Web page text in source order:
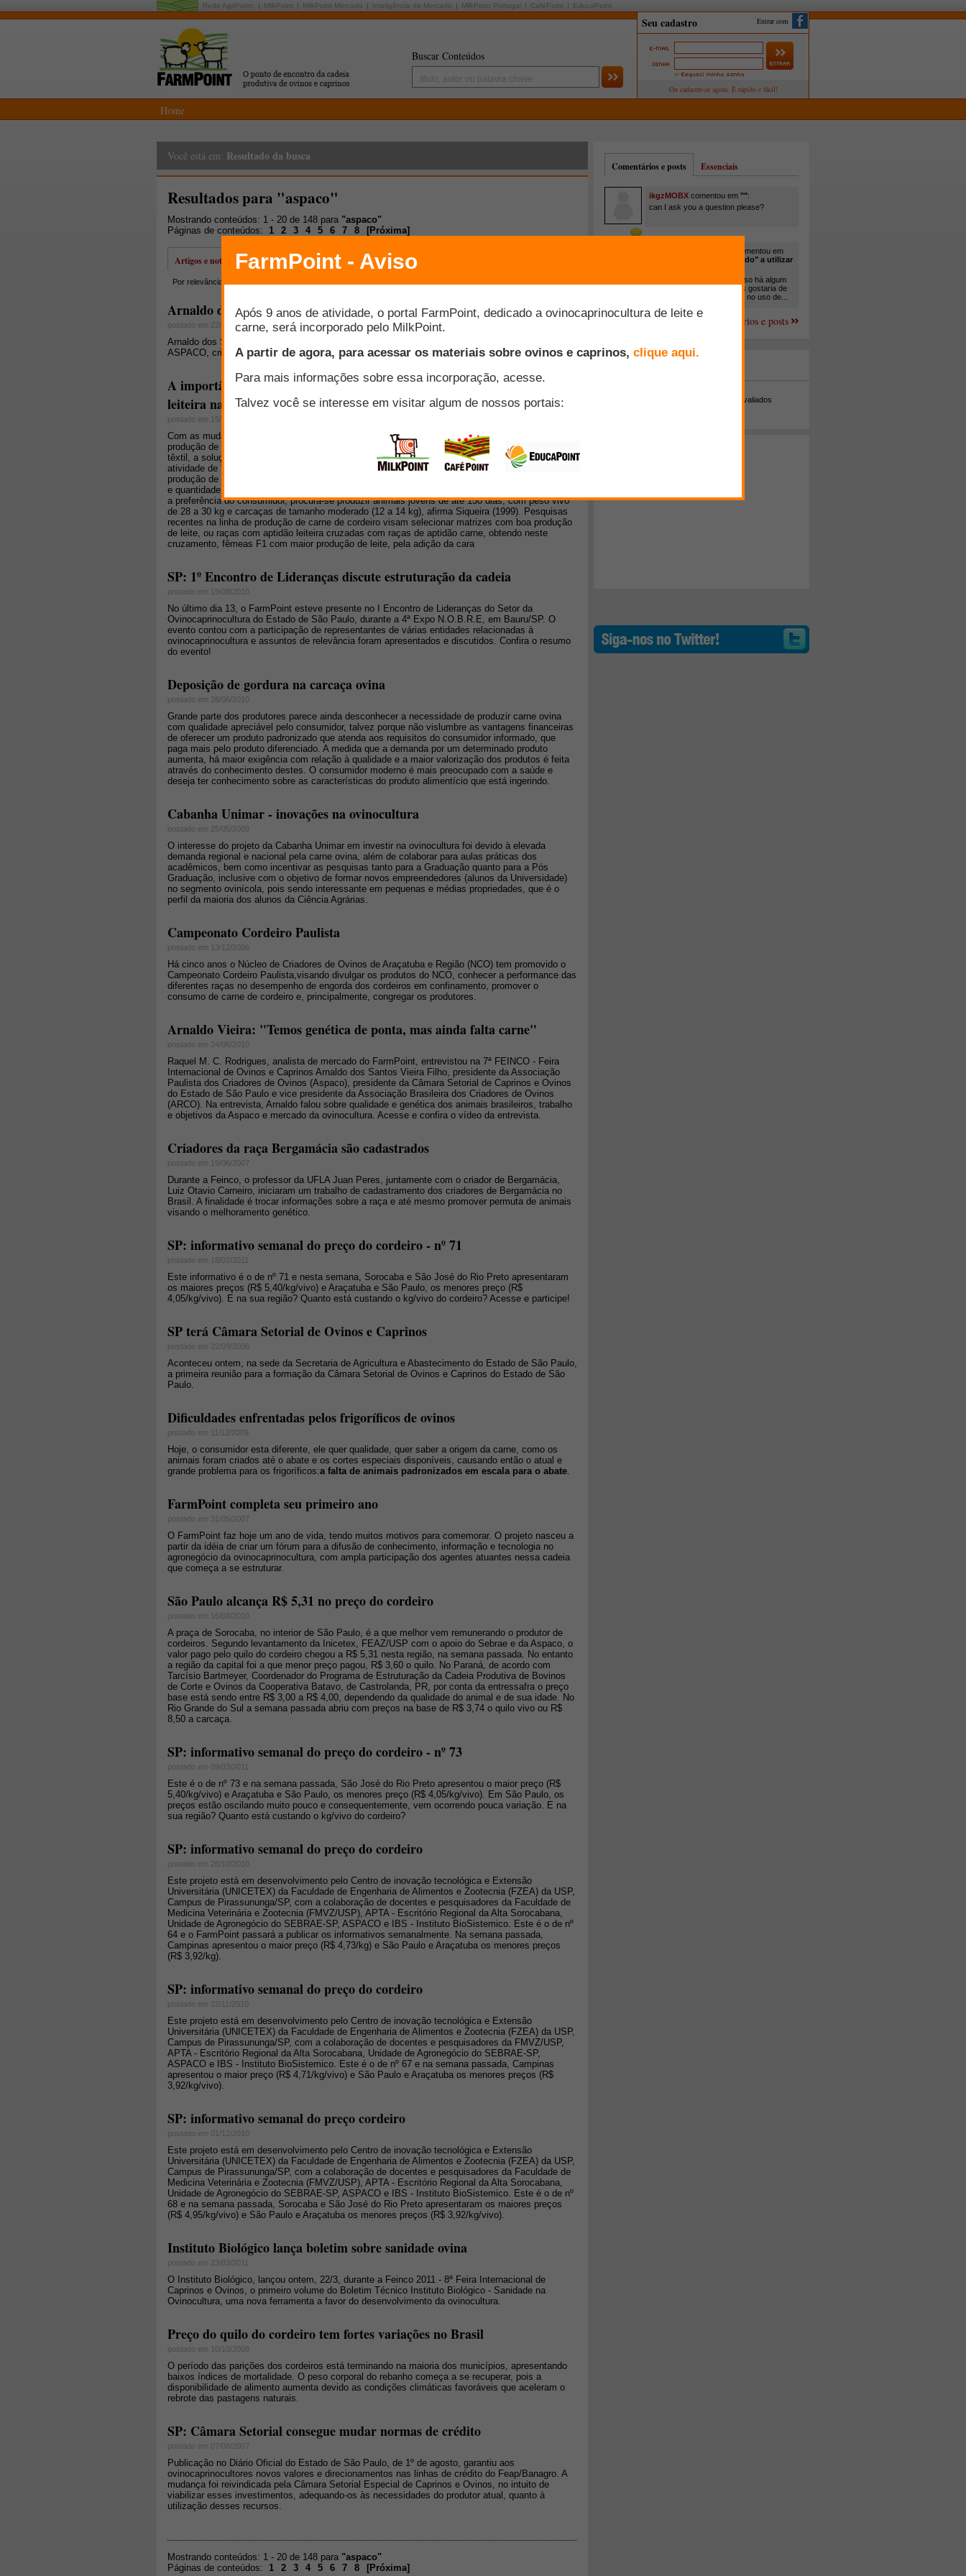
Rede AgriPoint: MilkPoint MilkPoint Mercado Inteligência de Mercado MilkPoint Portugal CaféPoint EducaPoint
Buscar Conteúdos
Entrar com
Home
Você está em: Resultado da busca
Resultados para "aspaco"
Mostrando conteúdos: 1 - 20 de 148 para "aspaco"
Páginas de conteúdos:
1 2 3 4 5 6 7 8 [Próxima]
Artigos e notícias
Por relevância
Arnaldo dos Santos, ovinocultor e presidente da Aspaco
postado em 22/12/2006
Arnaldo dos Santos Vieira Filho, presidente da Associação Paulista de Criadores de Ovinos -
ASPACO, criador de ovinos e Sócio-Diretor da Pontovinos Comércio de Produtos Agropecuários.
A importância do cruzamento entre ovinos de raças de carne x raça
leiteira na produção de cordeiros de corte - Parte I
postado em 15/12/2010
Com as mudanças ocorridas na ovinocultura brasileira, a partir da década de 90, quando a
produção de lã deixou de ter tanta importância no mercado mundial pela entrada dos produtos
têxtil, a solução dos produtores foi buscar outras alternativas para quem sempre gostou da
atividade de "produzir ovinos". A partir desta mudança, a tendência atual da ovinocultura é a
produção de carne, principalmente de animais jovens, com carcaças de alta deposição muscular
e quantidade de gordura o suficiente para manter as características sensoriais da carne. Segundo
a preferência do consumidor, procura-se produzir animais jovens de até 150 dias, com peso vivo
de 28 a 30 kg e carcaças de tamanho moderado (12 a 14 kg), afirma Siqueira (1999). Pesquisas
recentes na linha de produção de carne de cordeiro visam selecionar matrizes com boa produção
de leite, ou raças com aptidão leiteira cruzadas com raças de aptidão carne, obtendo neste
cruzamento, fêmeas F1 com maior produção de leite, pela adição da cara
SP: 1º Encontro de Lideranças discute estruturação da cadeia
postado em 19/08/2010
No último dia 13, o FarmPoint esteve presente no I Encontro de Lideranças do Setor da
Ovinocaprinocultura do Estado de São Paulo, durante a 4ª Expo N.O.B.R.E, em Bauru/SP. O
evento contou com a participação de representantes de várias entidades relacionadas à
ovinocaprinocultura e assuntos de relevância foram apresentados e discutidos. Confira o resumo
do evento!
Deposição de gordura na carcaça ovina
postado em 28/06/2010
Grande parte dos produtores parece ainda desconhecer a necessidade de produzir carne ovina
com qualidade apreciável pelo consumidor, talvez porque não vislumbre as vantagens financeiras
de oferecer um produto padronizado que atenda aos requisitos do consumidor informado, que
paga mais pelo produto diferenciado. A medida que a demanda por um determinado produto
aumenta, há maior exigência com relação à qualidade e a maior valorização dos produtos é feita
através do conhecimento destes. O consumidor moderno é mais preocupado com a saúde e
deseja ter conhecimento sobre as características do produto alimentício que está ingerindo.
Cabanha Unimar - inovações na ovinocultura
postado em 25/05/2009
O interesse do projeto da Cabanha Unimar em investir na ovinocultura foi devido à elevada
demanda regional e nacional pela carne ovina, além de colaborar para aulas práticas dos
acadêmicos, bem como incentivar as pesquisas tanto para a Graduação quanto para a Pós
Graduação, inclusive com o objetivo de formar novos empreendedores (alunos da Universidade)
no segmento ovinícola, pois sendo interessante em pequenas e médias propriedades, que é o
perfil da maioria dos alunos da Ciência Agrárias.
Campeonato Cordeiro Paulista
postado em 13/12/2006
Há cinco anos o Núcleo de Criadores de Ovinos de Araçatuba e Região (NCO) tem promovido o
Campeonato Cordeiro Paulista,visando divulgar os produtos do NCO, conhecer a performance das
diferentes raças no desempenho de engorda dos cordeiros em confinamento, promover o
consumo de carne de cordeiro e, principalmente, congregar os produtores.
Arnaldo Vieira: "Temos genética de ponta, mas ainda falta carne"
postado em 24/06/2010
Raquel M. C. Rodrigues, analista de mercado do FarmPoint, entrevistou na 7ª FEINCO - Feira
Internacional de Ovinos e Caprinos Arnaldo dos Santos Vieira Filho, presidente da Associação
Paulista dos Criadores de Ovinos (Aspaco), presidente da Câmara Setorial de Caprinos e Ovinos
do Estado de São Paulo e vice presidente da Associação Brasileira dos Criadores de Ovinos
(ARCO). Na entrevista, Arnaldo falou sobre qualidade e genética dos animais brasileiros, trabalho
e objetivos da Aspaco e mercado da ovinocultura. Acesse e confira o vídeo da entrevista.
Criadores da raça Bergamácia são cadastrados
postado em 19/06/2007
Durante a Feinco, o professor da UFLA Juan Peres, juntamente com o criador de Bergamácia,
Luiz Otavio Carneiro, iniciaram um trabalho de cadastramento dos criadores de Bergamácia no
Brasil. A finalidade é trocar informações sobre a raça e até mesmo promover permuta de animais
visando o melhoramento genético.
SP: informativo semanal do preço do cordeiro - nº 71
postado em 18/02/2011
Este informativo é o de nº 71 e nesta semana, Sorocaba e São José do Rio Preto apresentaram
os maiores preços (R$ 5,40/kg/vivo) e Araçatuba e São Paulo, os menores preço (R$
4,05/kg/vivo). E na sua região? Quanto está custando o kg/vivo do cordeiro? Acesse e participe!
SP terá Câmara Setorial de Ovinos e Caprinos
postado em 22/09/2006
Aconteceu ontem, na sede da Secretaria de Agricultura e Abastecimento do Estado de São Paulo,
a primeira reunião para a formação da Câmara Setorial de Ovinos e Caprinos do Estado de São
Paulo.
Dificuldades enfrentadas pelos frigoríficos de ovinos
postado em 11/12/2009
Hoje, o consumidor esta diferente, ele quer qualidade, quer saber a origem da carne, como os
animais foram criados até o abate e os cortes especiais disponíveis, causando então o atual e
grande problema para os frigoríficos:a falta de animais padronizados em escala para o abate.
FarmPoint completa seu primeiro ano
postado em 31/05/2007
O FarmPoint faz hoje um ano de vida, tendo muitos motivos para comemorar. O projeto nasceu a
partir da idéia de criar um fórum para a difusão de conhecimento, informação e tecnologia no
agronegócio da ovinocaprinocultura, com ampla participação dos agentes atuantes nessa cadeia
que começa a se estruturar.
São Paulo alcança R$ 5,31 no preço do cordeiro
postado em 16/08/2010
A praça de Sorocaba, no interior de São Paulo, é a que melhor vem remunerando o produtor de
cordeiros. Segundo levantamento da Inicetex, FEAZ/USP com o apoio do Sebrae e da Aspaco, o
valor pago pelo quilo do cordeiro chegou a R$ 5,31 nesta região, na semana passada. No entanto
a região da capital foi a que menor preço pagou, R$ 3,60 o quilo. No Paraná, de acordo com
Tarcísio Bartmeyer, Coordenador do Programa de Estruturação da Cadeia Produtiva de Bovinos
de Corte e Ovinos da Cooperativa Batavo, de Castrolanda, PR, por conta da entressafra o preço
base está sendo entre R$ 3,00 a R$ 4,00, dependendo da qualidade do animal e de sua idade. No
Rio Grande do Sul a semana passada abriu com preços na base de R$ 3,74 o quilo vivo ou R$
8,50 a carcaça.
SP: informativo semanal do preço do cordeiro - nº 73
postado em 09/03/2011
Este é o de nº 73 e na semana passada, São José do Rio Preto apresentou o maior preço (R$
5,40/kg/vivo) e Araçatuba e São Paulo, os menores preço (R$ 4,05/kg/vivo). Em São Paulo, os
preços estão oscilando muito pouco e consequentemente, vem ocorrendo pouca variação. E na
sua região? Quanto está custando o kg/vivo do cordeiro?
SP: informativo semanal do preço do cordeiro
postado em 26/10/2010
Este projeto está em desenvolvimento pelo Centro de inovação tecnológica e Extensão
Universitária (UNICETEX) da Faculdade de Engenharia de Alimentos e Zootecnia (FZEA) da USP,
Campus de Pirassununga/SP, com a colaboração de docentes e pesquisadores da Faculdade de
Medicina Veterinária e Zootecnia (FMVZ/USP), APTA - Escritório Regional da Alta Sorocabana,
Unidade de Agronegócio do SEBRAE-SP, ASPACO e IBS - Instituto BioSistemico. Este é o de nº
64 e o FarmPoint passará a publicar os informativos semanalmente. Na semana passada,
Campinas apresentou o maior preço (R$ 4,73/kg) e São Paulo e Araçatuba os menores preços
(R$ 3,92/kg).
SP: informativo semanal do preço do cordeiro
postado em 22/11/2010
Este projeto está em desenvolvimento pelo Centro de inovação tecnológica e Extensão
Universitária (UNICETEX) da Faculdade de Engenharia de Alimentos e Zootecnia (FZEA) da USP,
Campus de Pirassununga/SP, com a colaboração de docentes e pesquisadores da FMVZ/USP,
APTA - Escritório Regional da Alta Sorocabana, Unidade de Agronegócio do SEBRAE-SP,
ASPACO e IBS - Instituto BioSistemico. Este é o de nº 67 e na semana passada, Campinas
apresentou o maior preço (R$ 4,71/kg/vivo) e São Paulo e Araçatuba os menores preços (R$
3,92/kg/vivo).
SP: informativo semanal do preço cordeiro
postado em 01/12/2010
Este projeto está em desenvolvimento pelo Centro de inovação tecnológica e Extensão
Universitária (UNICETEX) da Faculdade de Engenharia de Alimentos e Zootecnia (FZEA) da USP,
Campus de Pirassununga/SP, com a colaboração de docentes e pesquisadores da Faculdade de
Medicina Veterinária e Zootecnia (FMVZ/USP), APTA - Escritório Regional da Alta Sorocabana,
Unidade de Agronegócio do SEBRAE-SP, ASPACO e IBS - Instituto BioSistemico. Este é o de nº
68 e na semana passada, Sorocaba e São José do Rio Preto apresentaram os maiores preços
(R$ 4,95/kg/vivo) e São Paulo e Araçatuba os menores preços (R$ 3,92/kg/vivo).
Instituto Biológico lança boletim sobre sanidade ovina
postado em 23/03/2011
O Instituto Biológico, lançou ontem, 22/3, durante a Feinco 2011 - 8ª Feira Internacional de
Caprinos e Ovinos, o primeiro volume do Boletim Técnico Instituto Biológico - Sanidade na
Ovinocultura, uma nova ferramenta a favor do desenvolvimento da ovinocultura.
Preço do quilo do cordeiro tem fortes variações no Brasil
postado em 10/10/2008
O período das parições dos cordeiros está terminando na maioria dos municípios, apresentando
baixos índices de mortalidade. O peso corporal do rebanho começa a se recuperar, pois a
disponibilidade de alimento aumenta devido as condições climáticas favoráveis que aceleram o
rebrote das pastagens naturais.
SP: Câmara Setorial consegue mudar normas de crédito
postado em 07/08/2007
Publicação no Diário Oficial do Estado de São Paulo, de 1º de agosto, garantiu aos
ovinocaprinocultores novos valores e direcionamentos nas linhas de crédito do Feap/Banagro. A
mudança foi reivindicada pela Câmara Setorial Especial de Caprinos e Ovinos, no intuito de
viabilizar esses investimentos, adequando-os às necessidades do produtor atual, quanto à
utilização desses recursos.
Mostrando conteúdos: 1 - 20 de 148 para "aspaco"
Páginas de conteúdos:
1 2 3 4 5 6 7 8 [Próxima]
Comentários e posts Essenciais
ikgzMOBX comentou em "":
can I ask you a question please?
comentou em
"Você está sendo "obrigado" a utilizar
Em minha propriedade, já uso há algum
tempo cana com ureia, mas gostaria de
um melhor aprofundamento no uso de...
Mais comentários e posts
Melhor avaliados